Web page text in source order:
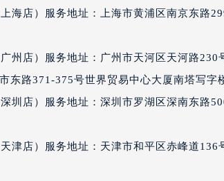
市连山区中央路宝玑售后服务中心（需提前
兴隆台区石油大街宝玑售后服务中心（需提
银州区南马路宝玑售后服务中心（需提前预
站前区市府路与渤海大街交叉口宝玑售后服
沈河区中街路83号亨得利名表维修授权店1
上海店）服务地址：上海市黄浦区南京东路
广州店）服务地址：广州市天河区天河路
东路371-375号世界贸易中心大厦南塔写字
深圳店）服务地址：深圳市罗湖区深南东路
天津店）服务地址：天津市和平区赤峰道